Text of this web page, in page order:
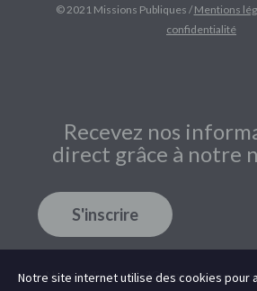
© 2021 Missions Publiques /Mentions
confidentialité
Recevez nos
direct grâce à notre
S'inscrire
Nous utilisonsMailChimpcomme
Notre site internet utilise des cookies pour